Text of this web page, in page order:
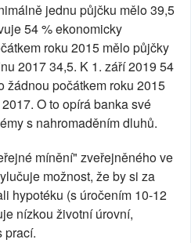
jednu půjčku mělo 39,5
54 % ekonomicky
roku 2015 mělo půjčky
2017 34,5. K 1. září 2019 54
žádnou počátkem roku 2015
O to opírá banka své
s nahromaděním dluhů.
mínění" zveřejněného ve
možnost, že by si za
hypotéku (s úročením 10-12
nízkou životní úrovní,
prací.